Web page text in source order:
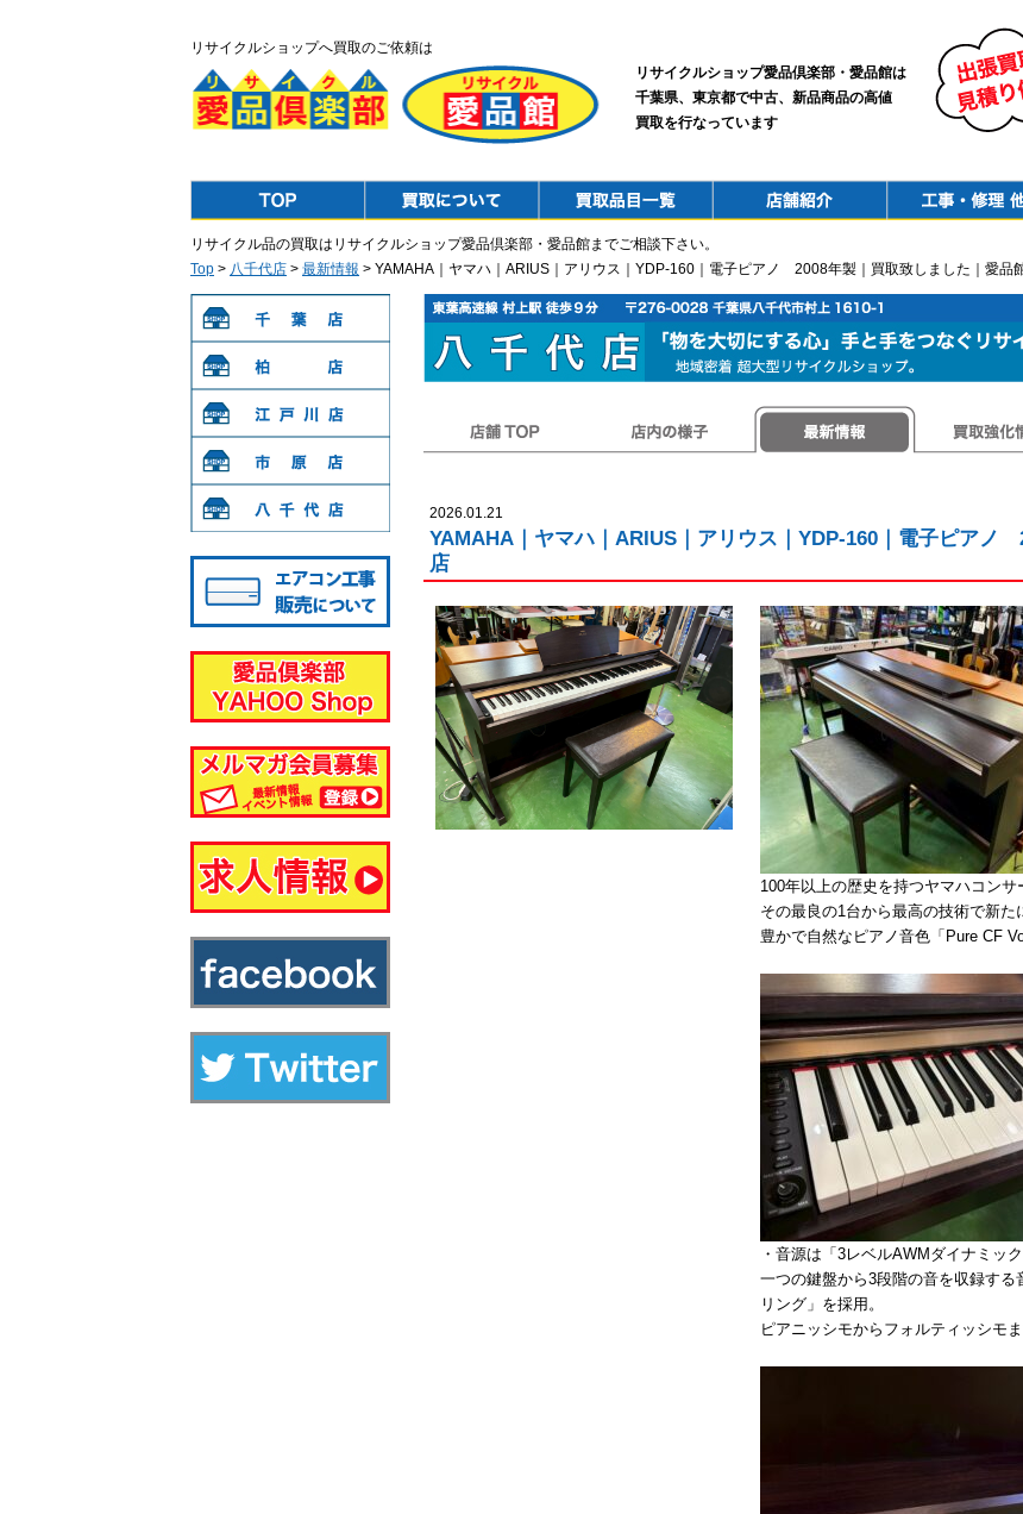
リサイクルショップへ買取のご依頼は
リサイクルショップ愛品倶楽部・愛品館は
千葉県、東京都で中古、新品商品の高値
買取を行なっています
リサイクル品の買取はリサイクルショップ愛品倶楽部・愛品館までご相談下さい。
Top > 八千代店 > 最新情報 > YAMAHA｜ヤマハ｜ARIUS｜アリウス｜YDP-160｜電子ピアノ 2008年製｜買取致しました｜愛品
2026.01.21
YAMAHA｜ヤマハ｜ARIUS｜アリウス｜YDP-160｜電子ピアノ
店
100年以上の歴史を持つヤマハコン
その最良の1台から最高の技術で新た
豊かで自然なピアノ音色「Pure CF
・音源は「3レベルAWMダイナミッ
一つの鍵盤から3段階の音を収録す
リング」を採用。
ピアニッシモからフォルティッシモ